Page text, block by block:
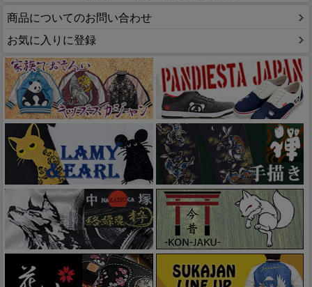
商品についてのお問い合わせ
お気に入りに登録